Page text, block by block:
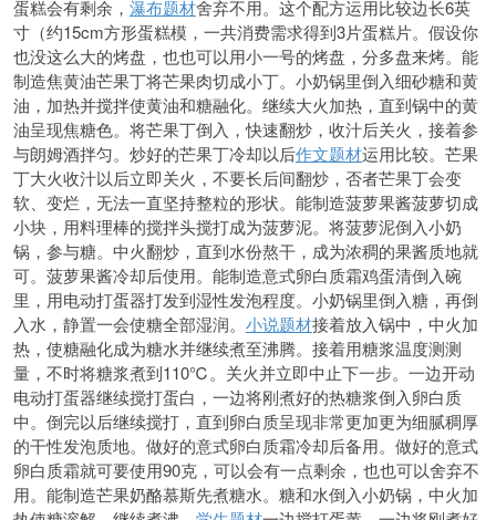
蛋糕会有剩余， 瀑布题材舍弃不用。这个配方运用比较边长6英
寸（约15cm方形蛋糕模，一共消费需求得到3片蛋糕片。假设你
也没这么大的烤盘，也也可以用小一号的烤盘，分多盘来烤。能
制造焦黄油芒果丁将芒果肉切成小丁。小奶锅里倒入细砂糖和黄
油，加热并搅拌使黄油和糖融化。继续大火加热，直到锅中的黄
油呈现焦糖色。将芒果丁倒入，快速翻炒，收汁后关火，接着参
与朗姆酒拌匀。炒好的芒果丁冷却以后作文题材运用比较。芒果
丁大火收汁以后立即关火，不要长后间翻炒，否者芒果丁会变
软、变烂，无法一直坚持整粒的形状。能制造菠萝果酱菠萝切成
小块，用料理棒的搅拌头搅打成为菠萝泥。将菠萝泥倒入小奶
锅，参与糖。中火翻炒，直到水份熬干，成为浓稠的果酱质地就
可。菠萝果酱冷却后使用。能制造意式卵白质霜鸡蛋清倒入碗
里，用电动打蛋器打发到湿性发泡程度。小奶锅里倒入糖，再倒
入水，静置一会使糖全部湿润。 小说题材接着放入锅中，中火加
热，使糖融化成为糖水并继续煮至沸腾。接着用糖浆温度测测
量，不时将糖浆煮到110℃。关火并立即中止下一步。一边开动
电动打蛋器继续搅打蛋白，一边将刚煮好的热糖浆倒入卵白质
中。倒完以后继续搅打，直到卵白质呈现非常更加更为细腻稠厚
的干性发泡质地。做好的意式卵白质霜冷却后备用。做好的意式
卵白质霜就可要使用90克，可以会有一点剩余，也也可以舍弃不
用。能制造芒果奶酪慕斯先煮糖水。糖和水倒入小奶锅，中火加